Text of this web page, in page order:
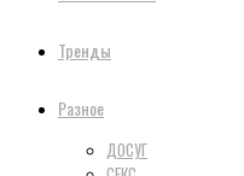
Тренды
Разное
ДОСУГ